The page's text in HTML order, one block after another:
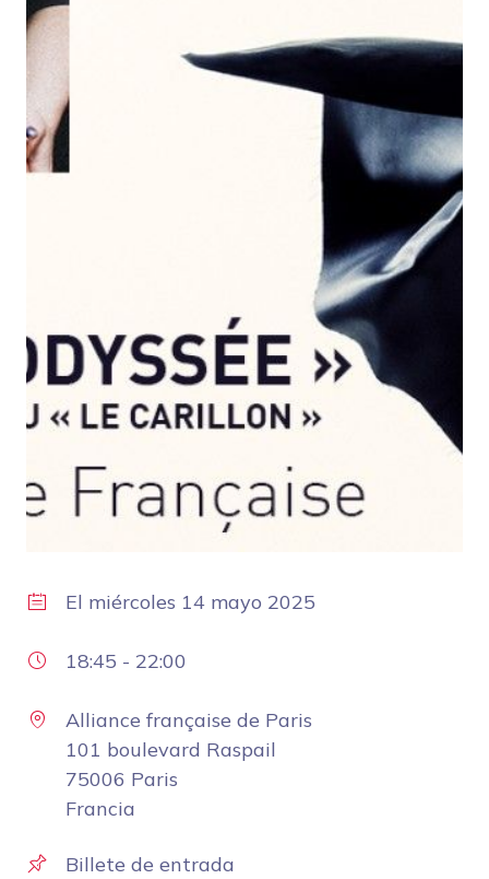
El miércoles 14 mayo 2025
18:45 - 22:00
Alliance française de Paris
101 boulevard Raspail
75006 Paris
Francia
Billete de entrada